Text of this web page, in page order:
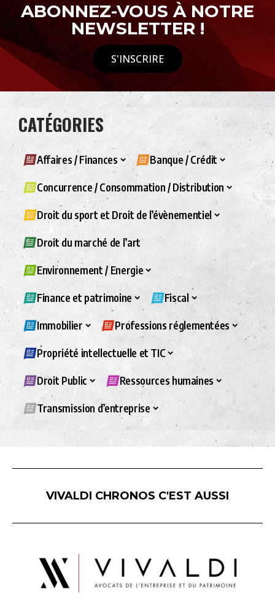
ABONNEZ-VOUS À NOTRE
NEWSLETTER !
S'INSCRIRE
CATÉGORIES
Affaires / Finances Banque / Crédit
Concurrence / Consommation / Distribution
Droit du sport et Droit de l’évènementiel
Droit du marché de l’art
Environnement / Energie
Finance et patrimoine Fiscal
Immobilier Professions réglementées
Propriété intellectuelle et TIC
Droit Public Ressources humaines
Transmission d’entreprise
VIVALDI CHRONOS C'EST AUSSI